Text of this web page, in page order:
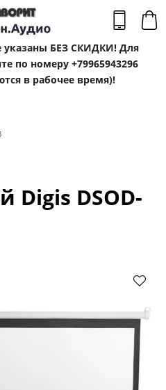
указаны БЕЗ СКИДКИ! Для
по номеру +79965943296
в рабочее время)!
Digis DSOD-